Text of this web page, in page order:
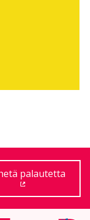
palautetta